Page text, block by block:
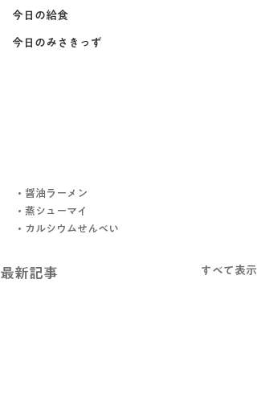
今日の給食
今日のみさきっず
・醤油ラーメン
・蒸シューマイ
・カルシウムせんべい
最新記事 すべて表示